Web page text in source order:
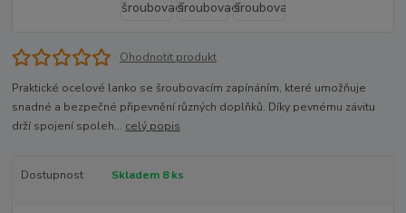
Ohodnotit produkt
Praktické ocelové lanko se šroubovacím zapínáním, které umožňuje
snadné a bezpečné připevnění různých doplňků. Díky pevnému závitu
drží spojení spoleh... celý popis
Dostupnost Skladem 8 ks